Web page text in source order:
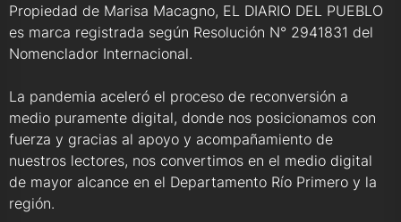
Propiedad de Marisa Macagno, EL DIARIO DEL PUEBLO
es marca registrada según Resolución N° 2941831 del
Nomenclador Internacional.
La pandemia aceleró el proceso de reconversión a
medio puramente digital, donde nos posicionamos con
fuerza y gracias al apoyo y acompañamiento de
nuestros lectores, nos convertimos en el medio digital
de mayor alcance en el Departamento Río Primero y la
región.